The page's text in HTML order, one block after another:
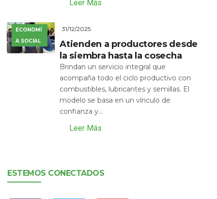
Leer Más
ECONOMÍ
A SOCIAL
31/12/2025
Atienden a productores desde
la siembra hasta la cosecha
Brindan un servicio integral que
acompaña todo el ciclo productivo con
combustibles, lubricantes y semillas. El
modelo se basa en un vínculo de
confianza y...
Leer Más
ESTEMOS CONECTADOS